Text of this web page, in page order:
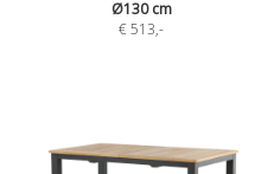
Ø130 cm
€ 513,-